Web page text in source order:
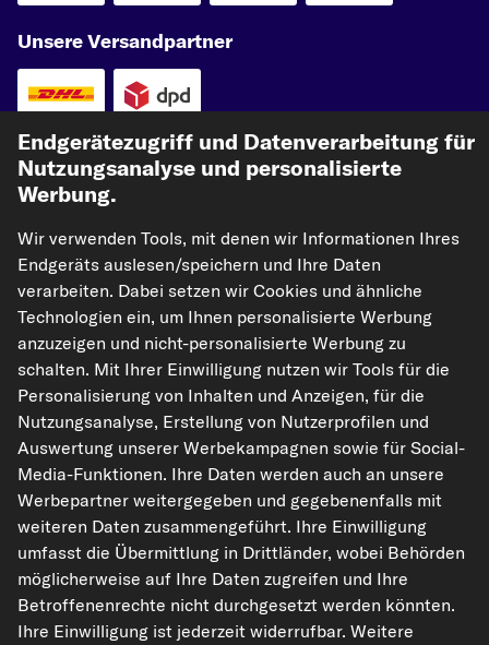
Unsere Versandpartner
kfzteile24.de carpardoo.nl
carpardoo.fr
carpardoo.dk
Die hier dargestellten Daten, insbesondere die gesamte Datenbank, dürfen
nicht vervielfältigt werden. Die Vervielfältigung und Verbreitung der Daten und
der Datenbank ohne vorherige Einwilligung von TecAlliance und/oder die
Einbeziehung Dritter in solche Aktivitäten ist streng verboten. Jegliche
unautorisierte Nutzung von Inhalten stellt eine Verletzung des Urheberrechts
dar und kann rechtliche Schritte nach sich ziehen.
Vertrag widerrufen
© 2026 kfzteile24 GmbH - Alle Rechte vorbehalten.
Endgerätezugriff und Datenverarbeitung für
Nutzungsanalyse und personalisierte
Werbung.
Wir verwenden Tools, mit denen wir Informationen Ihres
Endgeräts auslesen/speichern und Ihre Daten
verarbeiten. Dabei setzen wir Cookies und ähnliche
Technologien ein, um Ihnen personalisierte Werbung
anzuzeigen und nicht-personalisierte Werbung zu
schalten. Mit Ihrer Einwilligung nutzen wir Tools für die
Personalisierung von Inhalten und Anzeigen, für die
Nutzungsanalyse, Erstellung von Nutzerprofilen und
Auswertung unserer Werbekampagnen sowie für Social-
Media-Funktionen. Ihre Daten werden auch an unsere
Werbepartner weitergegeben und gegebenenfalls mit
weiteren Daten zusammengeführt. Ihre Einwilligung
umfasst die Übermittlung in Drittländer, wobei Behörden
möglicherweise auf Ihre Daten zugreifen und Ihre
Betroffenenrechte nicht durchgesetzt werden könnten.
Ihre Einwilligung ist jederzeit widerrufbar. Weitere